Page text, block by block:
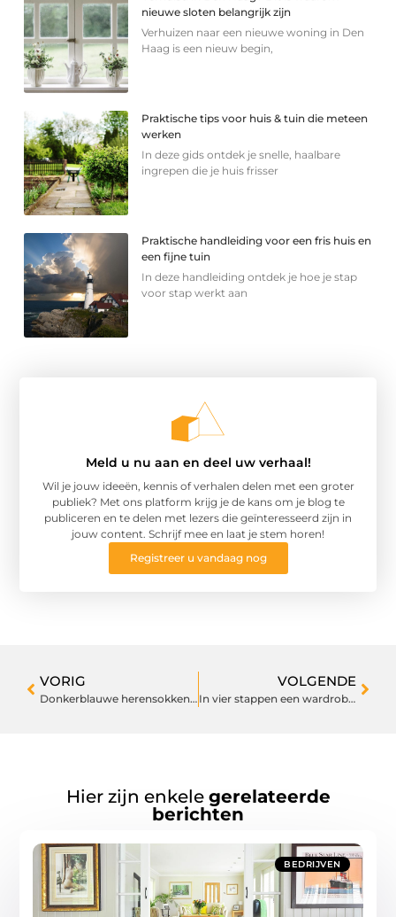
nieuwe sloten belangrijk zijn
Verhuizen naar een nieuwe woning in Den
Haag is een nieuw begin,
Praktische tips voor huis & tuin die meteen
werken
In deze gids ontdek je snelle, haalbare
ingrepen die je huis frisser
Praktische handleiding voor een fris huis en
een fijne tuin
In deze handleiding ontdek je hoe je stap
voor stap werkt aan
Meld u nu aan en deel uw verhaal!
Wil je jouw ideeën, kennis of verhalen delen met een groter
publiek? Met ons platform krijg je de kans om je blog te
publiceren en te delen met lezers die geïnteresseerd zijn in
jouw content. Schrijf mee en laat je stem horen!
Registreer u vandaag nog
VORIG
Donkerblauwe herensokken koop je makkelijk in deze webshop
VOLGENDE
In vier stappen een wardrobe samenstellen met je favoriete kledingstukken
Hier zijn enkele gerelateerde
berichten
BEDRIJVEN